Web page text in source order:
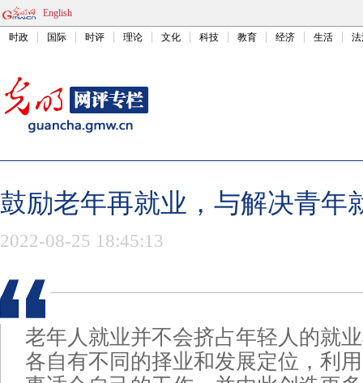
English
时政 国际 时评 理论 文化 科技 教育 经济 生活
鼓励老年再就业，与解决青年
2022-08-25 18:45:13
老年人就业并不会挤占年轻人的就
各自有不同的择业和发展定位，利